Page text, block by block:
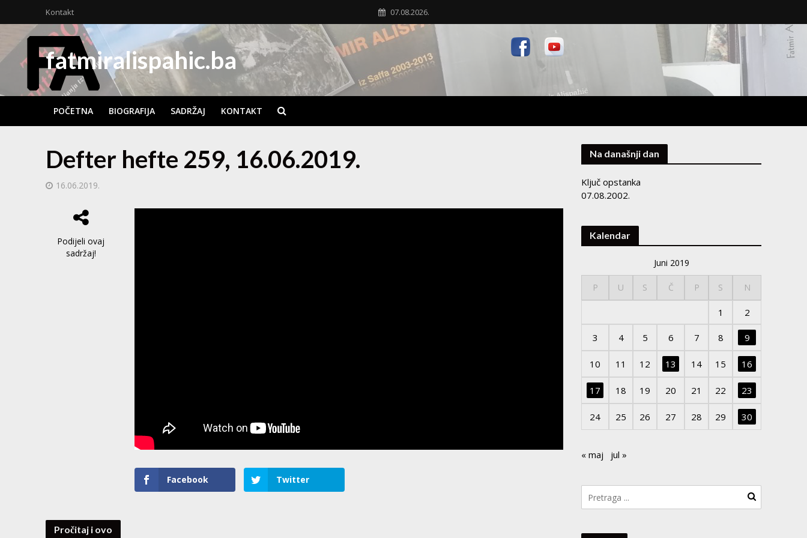
Kontakt 07.08.2026.
fatmiralispahic.ba
POČETNA BIOGRAFIJA SADRŽAJ KONTAKT
Defter hefte 259, 16.06.2019.
16.06.2019.
Podijeli ovaj
sadržaj!
Facebook Twitter
Pročitaj i ovo
Na današnji dan
Ključ opstanka
07.08.2002.
Kalendar
Juni 2019
P U S Č P S N
1 2
3 4 5 6 7 8 9
10 11 12 13 14 15 16
17 18 19 20 21 22 23
24 25 26 27 28 29 30
« maj jul »